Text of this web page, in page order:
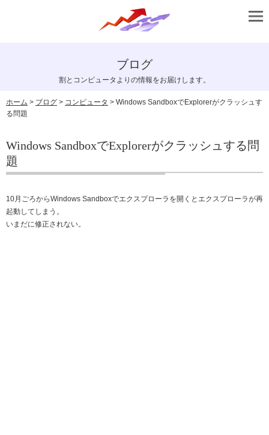
ブログ
割とコンピュータよりの情報をお届けします。
ホーム > ブログ > コンピュータ > Windows SandboxでExplorerがクラッシュす
る問題
Windows SandboxでExplorerがクラッシュする問
題
10月ごろからWindows Sandboxでエクスプローラを開くとエクスプローラが再
起動してしまう。
いまだに修正されない。